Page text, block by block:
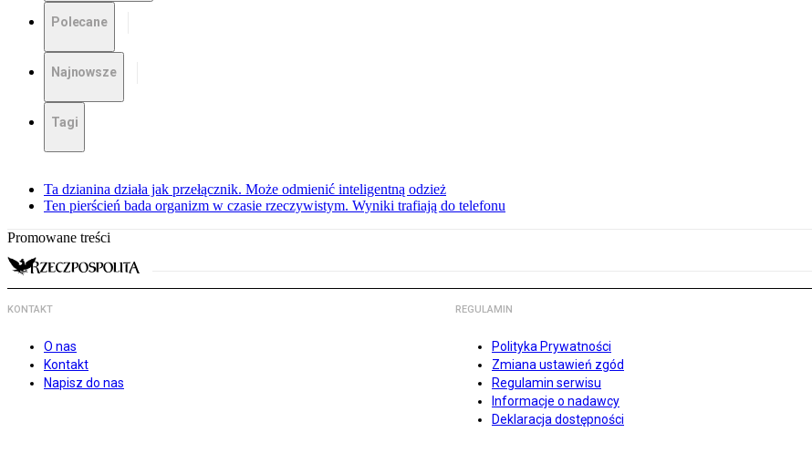
Polecane
Najnowsze
Tagi
Ta dzianina działa jak przełącznik. Może odmienić inteligentną odzież
Ten pierścień bada organizm w czasie rzeczywistym. Wyniki trafiają do telefonu
Promowane treści
KONTAKT
O nas
Kontakt
Napisz do nas
REGULAMIN
Polityka Prywatności
Zmiana ustawień zgód
Regulamin serwisu
Informacje o nadawcy
Deklaracja dostępności